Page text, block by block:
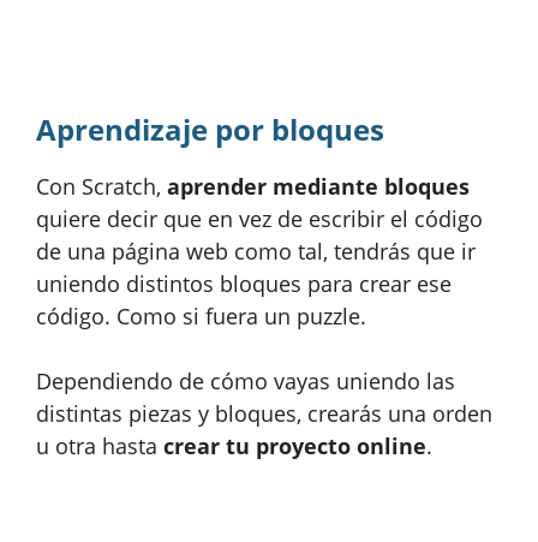
Aprendizaje por bloques
Con Scratch, aprender mediante bloques
quiere decir que en vez de escribir el código
de una página web como tal, tendrás que ir
uniendo distintos bloques para crear ese
código. Como si fuera un puzzle.
Dependiendo de cómo vayas uniendo las
distintas piezas y bloques, crearás una orden
u otra hasta crear tu proyecto online.